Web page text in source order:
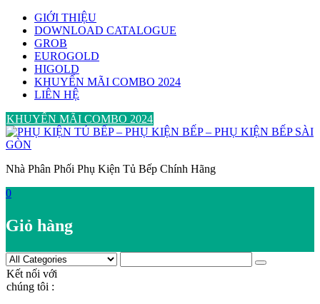
Skip
content
GIỚI THIỆU
DOWNLOAD CATALOGUE
GROB
EUROGOLD
HIGOLD
KHUYẾN MÃI COMBO 2024
LIÊN HỆ
KHUYẾN MÃI COMBO 2024
Nhà Phân Phối Phụ Kiện Tủ Bếp Chính Hãng
0
Giỏ hàng
Kết nối với
chúng tôi :